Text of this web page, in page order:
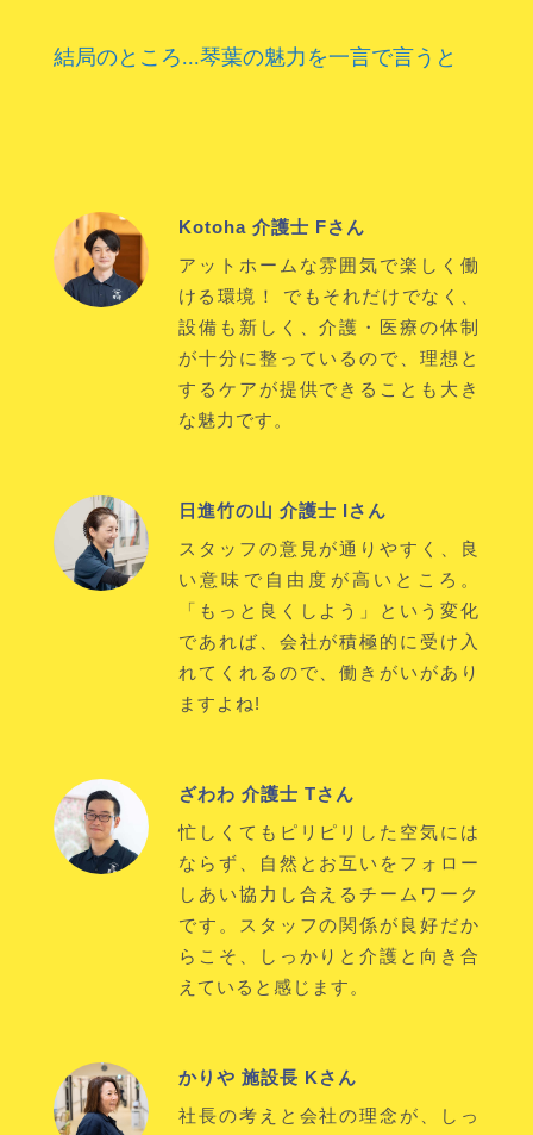
結局のところ...琴葉の魅力を一言で言うと
Kotoha 介護士 Fさん
アットホームな雰囲気で楽しく働
ける環境！ でもそれだけでなく、
設備も新しく、介護・医療の体制
が十分に整っているので、理想と
するケアが提供できることも大き
な魅力です。
日進竹の山 介護士 Iさん
スタッフの意見が通りやすく、良
い意味で自由度が高いところ。
「もっと良くしよう」という変化
であれば、会社が積極的に受け入
れてくれるので、働きがいがあり
ますよね!
ざわわ 介護士 Tさん
忙しくてもピリピリした空気には
ならず、自然とお互いをフォロー
しあい協力し合えるチームワーク
です。スタッフの関係が良好だか
らこそ、しっかりと介護と向き合
えていると感じます。
かりや 施設長 Kさん
社長の考えと会社の理念が、しっ